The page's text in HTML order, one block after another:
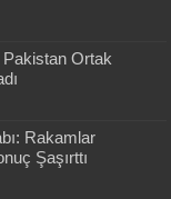
Ortak
Rakamlar
Şaşırttı